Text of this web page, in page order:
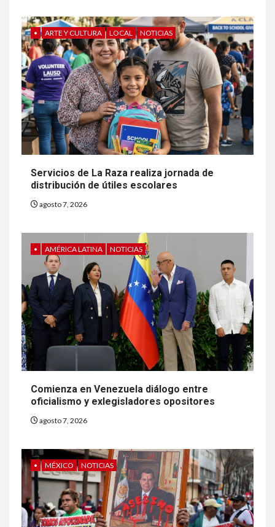
• ARTE Y CULTURA LOCAL NOTICIAS
Servicios de La Raza realiza jornada de
distribución de útiles escolares
agosto 7, 2026
• AMÉRICA LATINA NOTICIAS
Comienza en Venezuela diálogo entre
oficialismo y exlegisladores opositores
agosto 7, 2026
• MÉXICO NOTICIAS